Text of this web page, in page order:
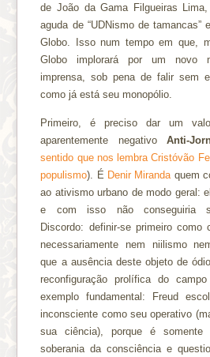
de João da Gama Filgueiras
aguda de “UDNismo de tamancas”
Globo. Isso num tempo em que,
Globo implorará por um novo
imprensa, sob pena de falir sem
como já está seu monopólio.
Primeiro, é preciso dar um
aparentemente negativo Anti-
sentido que nos lembra Cristóvão
populismo). É Denir Miranda quem
ao ativismo urbano de modo geral:
e com isso não conseguiria
Discordo: definir-se primeiro como
necessariamente nem niilismo
que a ausência deste objeto de
reconfiguração prolífica do
exemplo fundamental: Freud
inconsciente como seu operativo
sua ciência), porque é somente
soberania da consciência e